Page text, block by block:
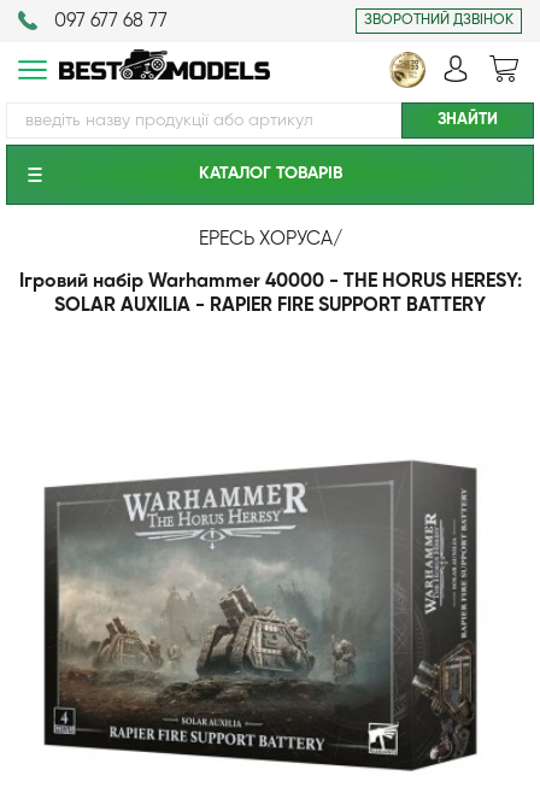
097 677 68 77 ЗВОРОТНИЙ ДЗВІНОК
КАТАЛОГ ТОВАРIВ
ЕРЕСЬ ХОРУСА/
Ігровий набір Warhammer 40000 - THE HORUS HERESY:
SOLAR AUXILIA - RAPIER FIRE SUPPORT BATTERY